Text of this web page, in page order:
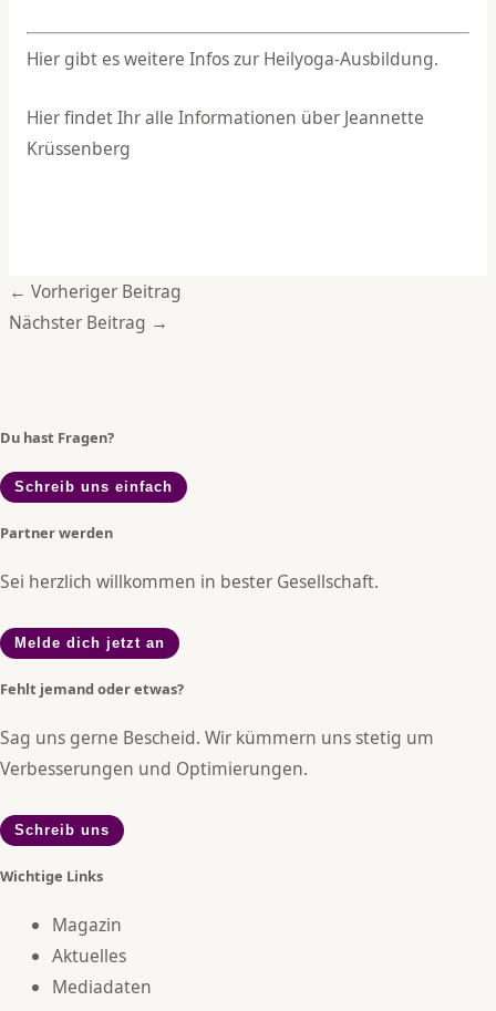
Hier gibt es weitere Infos zur Heilyoga-Ausbildung.
Hier findet Ihr alle Informationen über Jeannette
Krüssenberg
← Vorheriger Beitrag
Nächster Beitrag →
Du hast Fragen?
Schreib uns einfach
Partner werden
Sei herzlich willkommen in bester Gesellschaft.
Melde dich jetzt an
Fehlt jemand oder etwas?
Sag uns gerne Bescheid. Wir kümmern uns stetig um
Verbesserungen und Optimierungen.
Schreib uns
Wichtige Links
Magazin
Aktuelles
Mediadaten